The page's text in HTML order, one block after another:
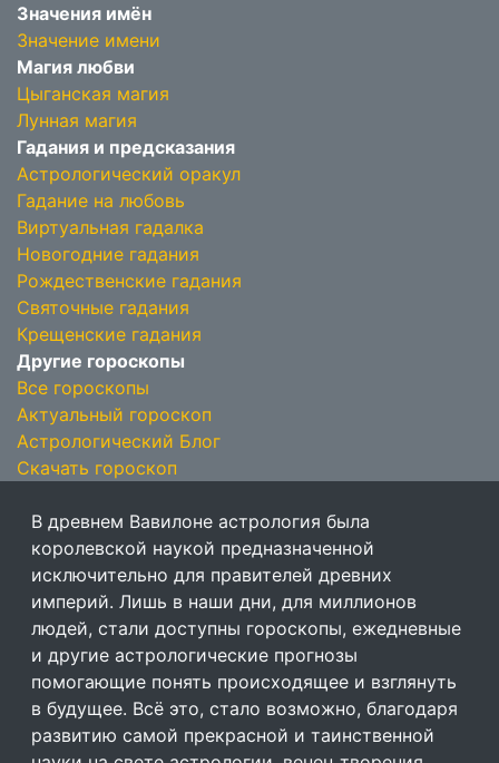
Значения имён
Значение имени
Магия любви
Цыганская магия
Лунная магия
Гадания и предсказания
Астрологический оракул
Гадание на любовь
Виртуальная гадалка
Новогодние гадания
Рождественские гадания
Святочные гадания
Крещенские гадания
Другие гороскопы
Все гороскопы
Актуальный гороскоп
Астрологический Блог
Скачать гороскоп
В древнем Вавилоне астрология была
королевской наукой предназначенной
исключительно для правителей древних
империй. Лишь в наши дни, для миллионов
людей, стали доступны гороскопы, ежедневные
и другие астрологические прогнозы
помогающие понять происходящее и взглянуть
в будущее. Всё это, стало возможно, благодаря
развитию самой прекрасной и таинственной